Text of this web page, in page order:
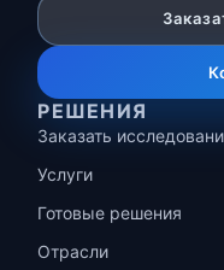
РЕШЕНИЯ
Заказать
Услуги
Готовые решения
Отрасли